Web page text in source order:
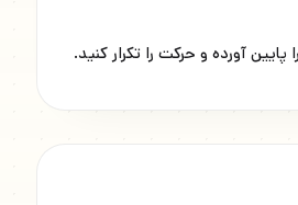
پایین آورده و حرکت را تکرار کنید.